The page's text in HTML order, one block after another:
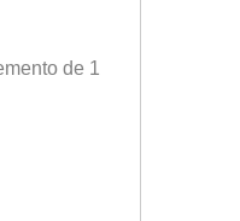
de 1